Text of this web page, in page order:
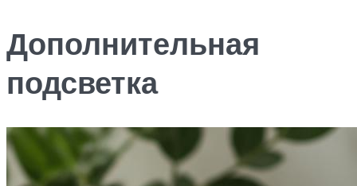
Дополнительная
подсветка